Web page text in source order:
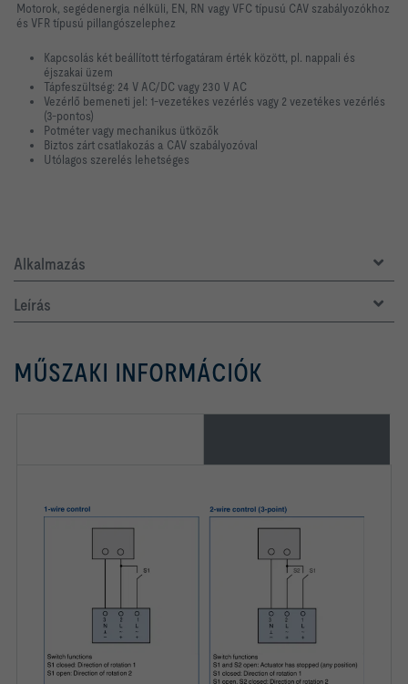
Motorok, segédenergia nélküli, EN, RN vagy VFC típusú CAV szabályozókhoz
és VFR típusú pillangószelephez
Kapcsolás két beállított térfogatáram érték között, pl. nappali és
éjszakai üzem
Tápfeszültség: 24 V AC/DC vagy 230 V AC
Vezérlő bemeneti jel: 1-vezetékes vezérlés vagy 2 vezetékes vezérlés
(3-pontos)
Potméter vagy mechanikus ütközők
Biztos zárt csatlakozás a CAV szabályozóval
Utólagos szerelés lehetséges
Alkalmazás
Leírás
MŰSZAKI INFORMÁCIÓK